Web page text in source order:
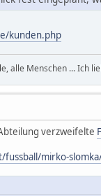
kunden.php
alle Menschen ... Ich
verzweifelte
mirko-